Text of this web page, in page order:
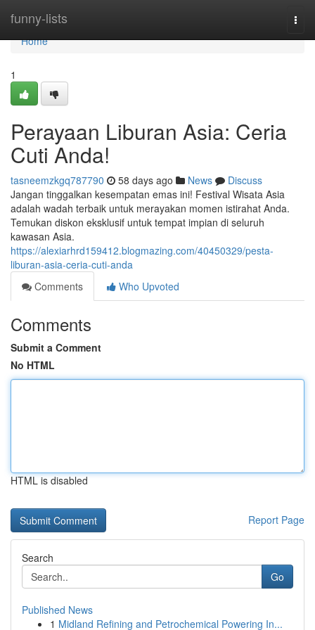
funny-lists
Home
Home
1
Perayaan Liburan Asia: Ceria
Cuti Anda!
tasneemzkgq787790 58 days ago News
Discuss
Jangan tinggalkan kesempatan emas ini! Festival Wisata Asia
adalah wadah terbaik untuk merayakan momen istirahat Anda.
Temukan diskon eksklusif untuk tempat impian di seluruh
kawasan Asia.
https://alexiarhrd159412.blogmazing.com/40450329/pesta-
liburan-asia-ceria-cuti-anda
Comments
Who Upvoted
Comments
Submit a Comment
No HTML
HTML is disabled
Report Page
Search
Go
Published News
1 Midland Refining and Petrochemical Powering In...